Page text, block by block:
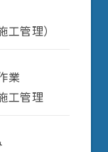
管理）
業
工管理